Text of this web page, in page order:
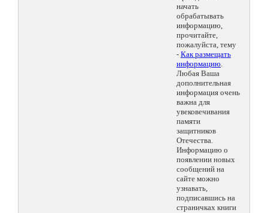
начать
обрабатывать
информацию,
прочитайте,
пожалуйста, тему
- Как размещать
информацию.
Любая Ваша
дополнительная
информация очень
важна для
увековечивания
памяти
защитников
Отечества.
Информацию о
появлении новых
сообщений на
сайте можно
узнавать,
подписавшись на
страничках книги